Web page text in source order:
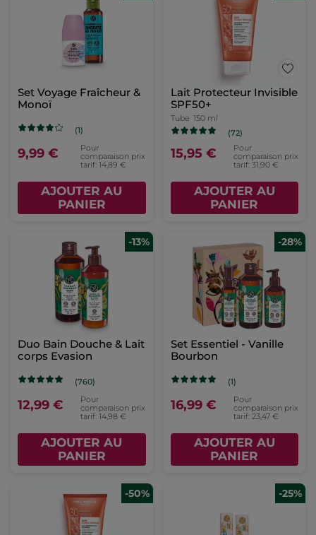
Set Voyage Fraîcheur &
Monoï
(1)
9,99 €
Pour
comparaison prix
tarif: 14,89 €
AJOUTER AU
PANIER
Lait Protecteur Invisible
SPF50+
Tube 150 ml
(72)
15,95 €
Pour
comparaison prix
tarif: 31,90 €
AJOUTER AU
PANIER
-13%
Duo Bain Douche & Lait
corps Evasion
(760)
12,99 €
Pour
comparaison prix
tarif: 14,98 €
AJOUTER AU
PANIER
-28%
Set Essentiel - Vanille
Bourbon
(1)
16,99 €
Pour
comparaison prix
tarif: 23,47 €
AJOUTER AU
PANIER
-50% -25%